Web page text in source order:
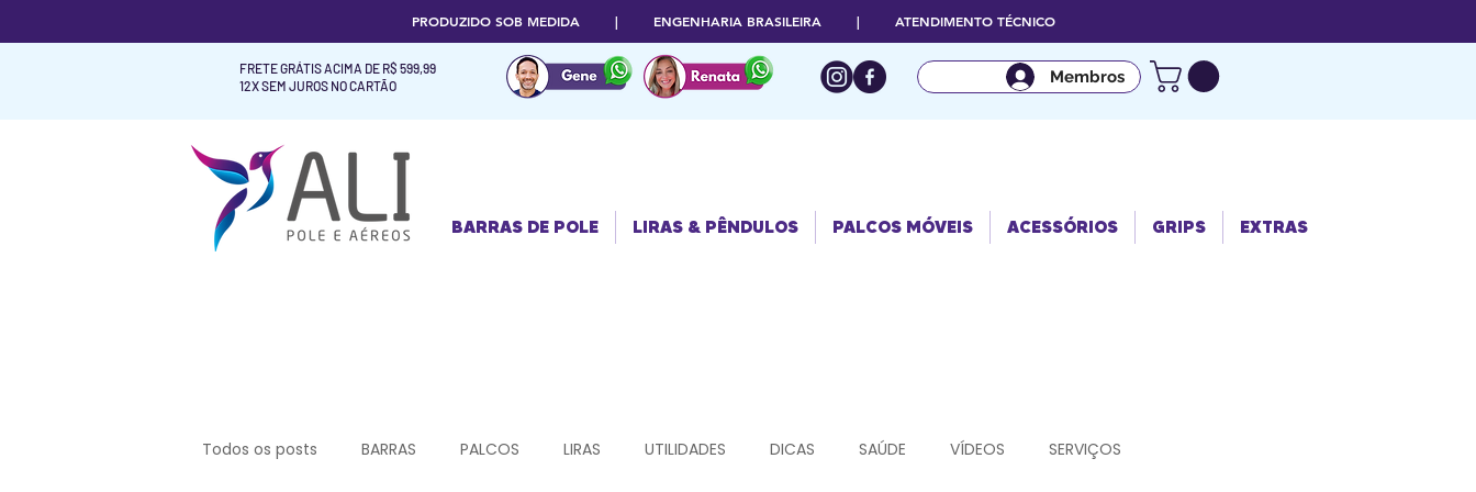
PRODUZIDO SOB MEDIDA | ENGENHARIA BRASILEIRA | ATENDIMENTO TÉCNICO
FRETE GRÁTIS ACIMA DE R$ 599,99
12X SEM JUROS NO CARTÃO
Membros
BARRAS DE POLE LIRAS & PÊNDULOS PALCOS MÓVEIS ACESSÓRIOS GRIPS EXTRAS
Todos os posts BARRAS PALCOS LIRAS UTILIDADES DICAS SAÚDE VÍDEOS SERVIÇOS